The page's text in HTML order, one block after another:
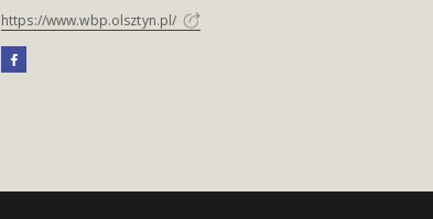
https://www.wbp.olsztyn.pl/